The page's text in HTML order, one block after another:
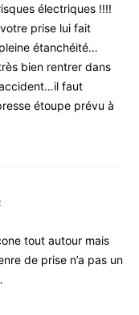
électriques !!!!
prise lui fait
étanchéité…
bien rentrer dans
faut
étoupe prévu à
tout autour mais
de prise n’a pas un